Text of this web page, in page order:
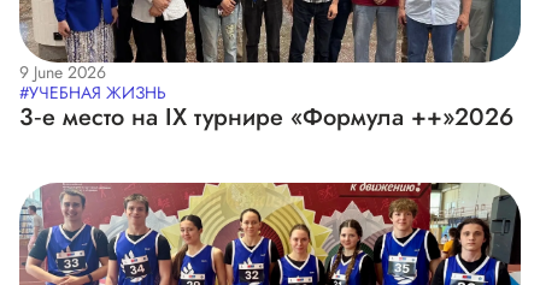
9 June 2026
#УЧЕБНАЯ ЖИЗНЬ
3‑е место на IX турнире «Формула ++»2026